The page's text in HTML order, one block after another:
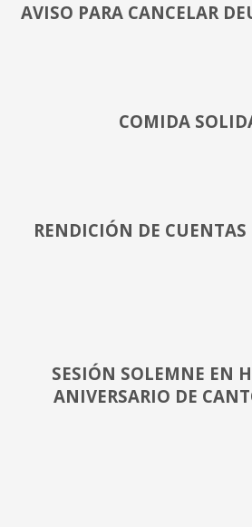
AVISO PARA CANCELAR
COMIDA
RENDICIÓN DE
SESIÓN SOLEMNE EN
ANIVERSARIO DE